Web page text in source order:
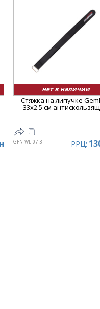
нет в наличии
Стяжка на липучке
33x2.5 см
GFN-WL-07-3 РРЦ: